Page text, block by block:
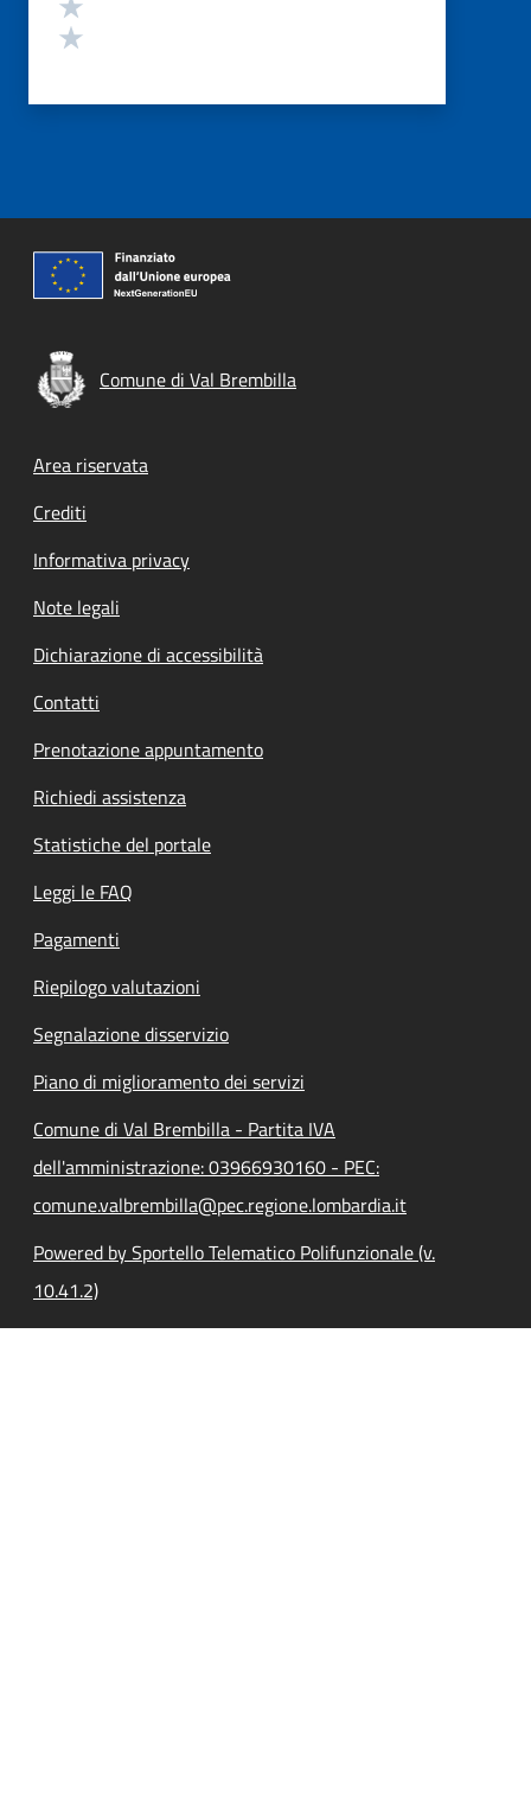
Comune di Val Brembilla
Footer menu
Area riservata
Crediti
Informativa privacy
Note legali
Dichiarazione di accessibilità
Contatti
Prenotazione appuntamento
Richiedi assistenza
Statistiche del portale
Leggi le FAQ
Pagamenti
Riepilogo valutazioni
Segnalazione disservizio
Piano di miglioramento dei servizi
Comune di Val Brembilla - Partita IVA
dell'amministrazione: 03966930160 - PEC:
comune.valbrembilla@pec.regione.lombardia.it
Powered by Sportello Telematico Polifunzionale (v.
10.41.2)